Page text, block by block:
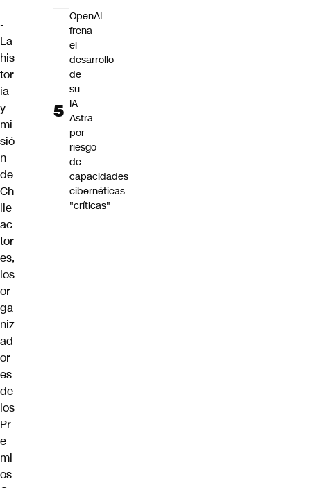
-
La
his
tor
ia
y
mi
sió
n
de
Ch
ile
ac
tor
es,
los
or
ga
niz
ad
or
es
de
los
Pr
e
mi
os
OpenAI
frena
el
desarrollo
de
su
IA
Astra
por
riesgo
de
capacidades
cibernéticas
"críticas"